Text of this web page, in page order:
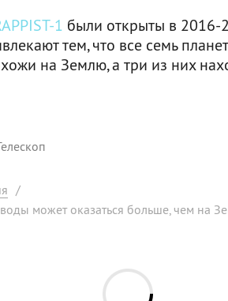
1 были открыты в 2016-
тем, что все семь
на Землю, а три из них
/
может оказаться больше, чем на